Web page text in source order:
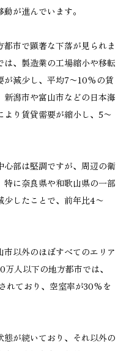
が進んでいます。
市で顕著な下落が見られま
、製造業の工場縮小や移転
が減少し、平均7〜10%の賃
潟市や富山市などの日本海
り賃貸需要が縮小し、5〜
部は堅調ですが、周辺の衛
に奈良県や和歌山県の一部
少したことで、前年比4〜
以外のほぼすべてのエリア
人以下の地方都市では、
れており、空室率が30%を
が続いており、それ以外の